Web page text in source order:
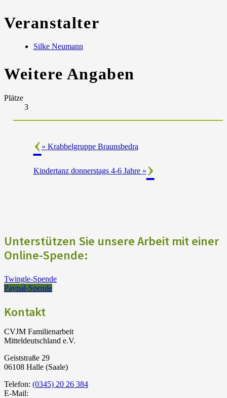
Veranstalter
Silke Neumann
Weitere Angaben
Plätze
3
« Krabbelgruppe Braunsbedra
Kindertanz donnerstags 4-6 Jahre »
Unterstützen Sie unsere Arbeit mit einer
Online-Spende:
Twingle-Spende
Paypal-Spende
Kontakt
CVJM Familienarbeit
Mitteldeutschland e.V.
Geiststraße 29
06108 Halle (Saale)
Telefon: (0345) 20 26 384
E-Mail: